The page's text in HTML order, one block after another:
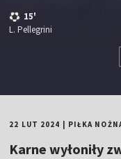
15'
L. Pellegrini
22 LUT 2024 PIŁKA
Karne wyłoniły